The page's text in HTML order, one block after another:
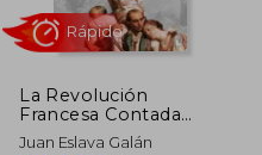
La Revolución
Francesa Contada
Para Escépticos
Juan Eslava Galán